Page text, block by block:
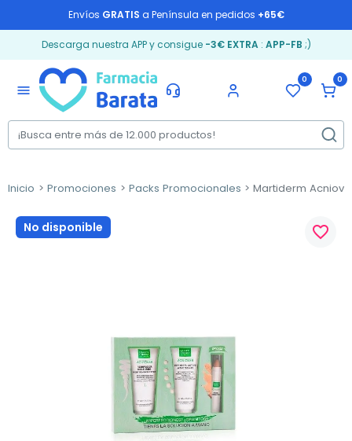
Envíos GRATIS a Península en pedidos +65€
Descarga nuestra APP y consigue -3€ EXTRA: APP-FB ;)
menu
0 0
Inicio Promociones Packs Promocionales Martiderm
No disponible favorite_border